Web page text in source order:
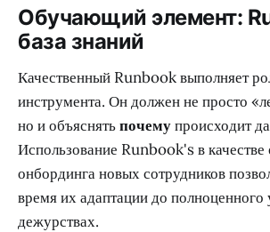
Обучающий элемент:
база знаний
Качественный Runbook выполняет
инструмента. Он должен не просто
но и объяснятьпочемупроисходит
Использование Runbook's в качестве
онбординга новых сотрудников
время их адаптации до полноценного
дежурствах.